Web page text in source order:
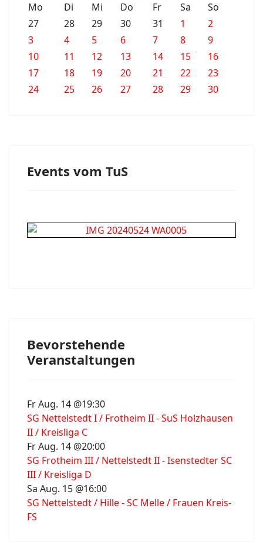
Mo
Di Mi Do Fr Sa
So
27
28 29 30 31 1
2
3
4 5 6 7 8
9
10
11 12 13 14 15
16
17
18 19 20 21 22
23
24
25 26 27 28 29 30
Events vom TuS
Bevorstehende
Veranstaltungen
Fr Aug. 14 @19:30
SG Nettelstedt I / Frotheim II - SuS Holzhausen
II / Kreisliga C
Fr Aug. 14 @20:00
SG Frotheim III / Nettelstedt II - Isenstedter SC
III / Kreisliga D
Sa Aug. 15 @16:00
SG Nettelstedt / Hille - SC Melle / Frauen Kreis-
FS